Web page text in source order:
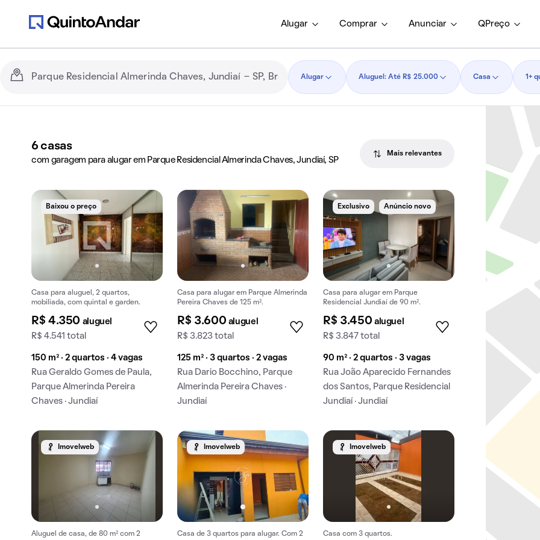
Alugar Comprar Anunciar QPreço
Alugar Aluguel: Até R$ 25.000 Casa 1+
6casas
com garagem para alugar em Parque Residencial Almerinda Chaves, Jundiaí, SP
Mais relevantes
Baixou o preço
Casa para aluguel, 2 quartos,
mobiliada, com quintal e garden.
R$ 4.350 aluguel
R$ 4.541 total
150 m² · 2 quartos · 4 vagas
Rua Geraldo Gomes de Paula,
Parque Almerinda Pereira
Chaves · Jundiaí
Casa para alugar em Parque Almerinda
Pereira Chaves de 125 m².
R$ 3.600 aluguel
R$ 3.823 total
125 m² · 3 quartos · 2 vagas
Rua Dario Bocchino, Parque
Almerinda Pereira Chaves ·
Jundiaí
Exclusivo Anúncio novo
Casa para alugar em Parque
Residencial Jundiaí de 90 m².
R$ 3.450 aluguel
R$ 3.847 total
90 m² · 2 quartos · 3 vagas
Rua João Aparecido Fernandes
dos Santos, Parque Residencial
Jundiaí · Jundiaí
Imovelweb
Aluguel de casa, de 80 m² com 2
Imovelweb
Casa de 3 quartos para alugar. Com 2
Imovelweb
Casa com 3 quartos.